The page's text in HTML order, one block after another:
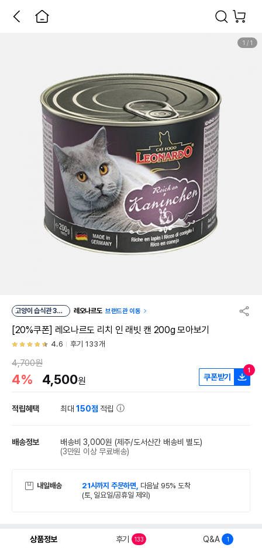
1 / 1
고양이 습식관 30
레오나르도 브랜드관 이동
[20%쿠폰] 레오나르도 리치 인 래빗 캔 200g 모아보기
4.6 후기 133개
4,700원
4% 4,500원 쿠폰받기
1
적립혜택 최대150점 적립
배송정보 배송비 3,000원 (제주/도서산간 배송비 별도)
(3만원 이상 무료배송)
내일배송 21시까지 주문하면, 다음날 95% 도착
(토, 일요일/공휴일 제외)
상품정보 후기 133 Q&A 1